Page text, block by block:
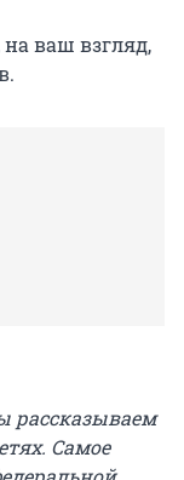
ваш взгляд,
рассказываем
Самое